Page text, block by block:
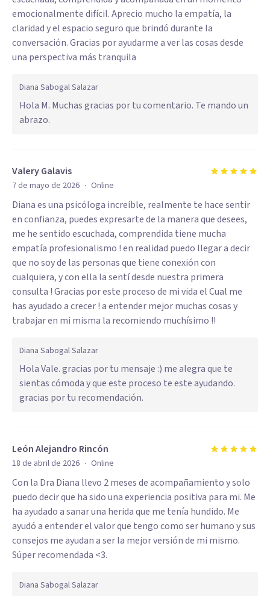
emocionalmente difícil. Aprecio mucho la empatía, la
claridad y el espacio seguro que brindó durante la
conversación. Gracias por ayudarme a ver las cosas desde
una perspectiva más tranquila
Diana Sabogal Salazar
Hola M. Muchas gracias por tu comentario. Te mando un
abrazo.
Valery Galavis
7 de mayo de 2026 · Online
Diana es una psicóloga increíble, realmente te hace sentir
en confianza, puedes expresarte de la manera que desees,
me he sentido escuchada, comprendida tiene mucha
empatía profesionalismo ! en realidad puedo llegar a decir
que no soy de las personas que tiene conexión con
cualquiera, y con ella la sentí desde nuestra primera
consulta ! Gracias por este proceso de mi vida el Cual me
has ayudado a crecer ! a entender mejor muchas cosas y
trabajar en mi misma la recomiendo muchísimo !!
Diana Sabogal Salazar
Hola Vale. gracias por tu mensaje :) me alegra que te
sientas cómoda y que este proceso te este ayudando.
gracias por tu recomendación.
León Alejandro Rincón
18 de abril de 2026 · Online
Con la Dra Diana llevo 2 meses de acompañamiento y solo
puedo decir que ha sido una experiencia positiva para mi. Me
ha ayudado a sanar una herida que me tenía hundido. Me
ayudó a entender el valor que tengo como ser humano y sus
consejos me ayudan a ser la mejor versión de mi mismo.
Súper recomendada <3.
Diana Sabogal Salazar